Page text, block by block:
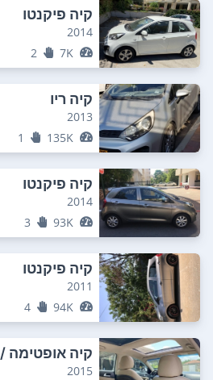
קיה פיקנטו
2014
7K
2
קיה ריו
2013
135K
1
קיה פיקנטו
2014
93K
3
קיה פיקנטו
2011
94K
4
קיה אופטימה / Optima
2015